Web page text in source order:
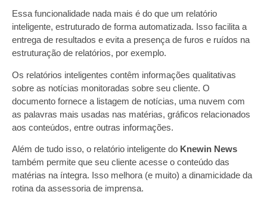
Essa funcionalidade nada mais é do que um relatório
inteligente, estruturado de forma automatizada. Isso facilita a
entrega de resultados e evita a presença de furos e ruídos na
estruturação de relatórios, por exemplo.
Os relatórios inteligentes contêm informações qualitativas
sobre as notícias monitoradas sobre seu cliente. O
documento fornece a listagem de notícias, uma nuvem com
as palavras mais usadas nas matérias, gráficos relacionados
aos conteúdos, entre outras informações.
Além de tudo isso, o relatório inteligente do Knewin News
também permite que seu cliente acesse o conteúdo das
matérias na íntegra. Isso melhora (e muito) a dinamicidade da
rotina da assessoria de imprensa.